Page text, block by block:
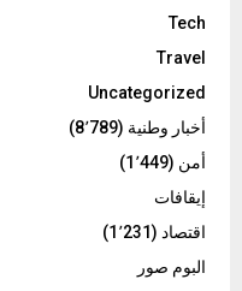
Tech
Travel
Uncategorized
أخبار وطنية (8٬789)
أمن (1٬449)
إيقافات
اقتصاد (1٬231)
البوم صور